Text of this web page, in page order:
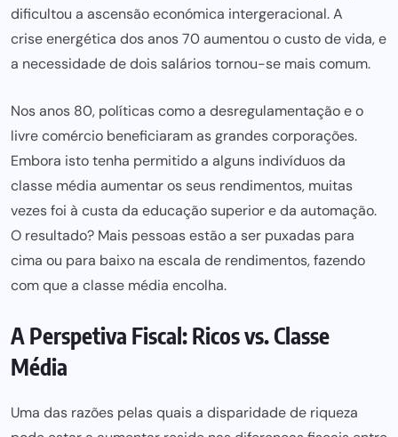
dificultou a ascensão económica intergeracional. A
crise energética dos anos 70aumentou o custo de vida, e
a necessidade de dois salários tornou-se mais comum.
Nos anos 80, políticas como a desregulamentação e o
livre comércio beneficiaram as grandes corporações.
Embora isto tenha permitido a alguns indivíduos da
classe média aumentar os seus rendimentos, muitas
vezes foi à custa da educação superior e da automação.
O resultado? Mais pessoas estão a ser puxadas para
cima ou para baixo na escala de rendimentos, fazendo
com que a classe média encolha.
A Perspetiva Fiscal: Ricos vs. Classe
Média
Uma das razões pelas quais a disparidade de riqueza